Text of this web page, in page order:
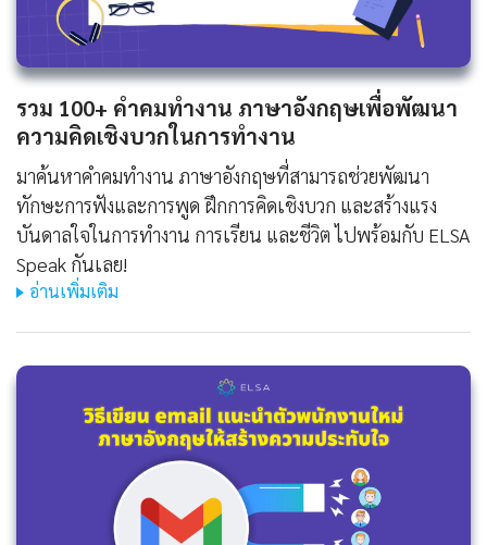
รวม 100+ คําคมทํางาน ภาษาอังกฤษเพื่อพัฒนา
ความคิดเชิงบวกในการทำงาน
มาค้นหาคําคมทํางาน ภาษาอังกฤษที่สามารถช่วยพัฒนา
ทักษะการฟังและการพูด ฝึกการคิดเชิงบวก และสร้างแรง
บันดาลใจในการทำงาน การเรียน และชีวิต ไปพร้อมกับ ELSA
Speak กันเลย!
อ่านเพิ่มเติม